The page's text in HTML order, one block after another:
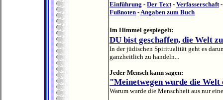
Einführung - Der Text- Verfasserschaft
Fußnoten -Angaben zum Buch
Im Himmel gespiegelt:
DU bist geschaffen, die Welt
In der jüdischen Spiritualität geht es
ganzheitlich zu handeln...
Jeder Mensch kann sagen:
"Meinetwegen wurde die
Warum wurde die Menschheit aus nur